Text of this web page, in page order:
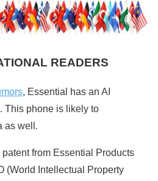
READERS
, Essential has an AI
This phone is likely to
as well.
from Essential Products
(World Intellectual Property